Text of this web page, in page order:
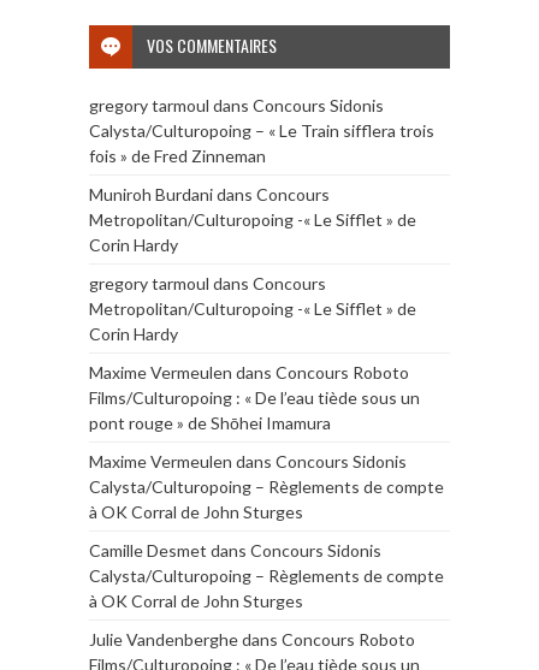
VOS COMMENTAIRES
gregory tarmoul dans Concours Sidonis
Calysta/Culturopoing – « Le Train sifflera trois
fois » de Fred Zinneman
Muniroh Burdanidans Concours
Metropolitan/Culturopoing -« Le Sifflet » de
Corin Hardy
gregory tarmoul dans Concours
Metropolitan/Culturopoing -« Le Sifflet » de
Corin Hardy
Maxime Vermeulen dans Concours Roboto
Films/Culturopoing : « De l’eau tiède sous un
pont rouge » de Shōhei Imamura
Maxime Vermeulen dans Concours Sidonis
Calysta/Culturopoing – Règlements de compte
à OK Corral de John Sturges
Camille Desmet dans Concours Sidonis
Calysta/Culturopoing – Règlements de compte
à OK Corral de John Sturges
Julie Vandenberghedans Concours Roboto
Films/Culturopoing : « De l’eau tiède sous un